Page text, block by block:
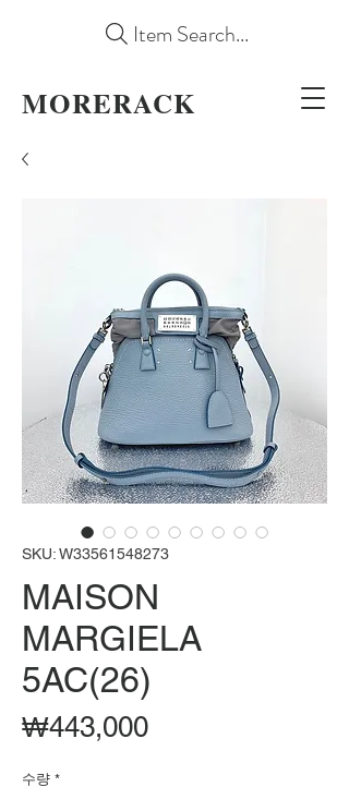
MORERACK
Item Search...
SKU: W33561548273
MAISON
MARGIELA
5AC(26)
₩443,000가
수량 *